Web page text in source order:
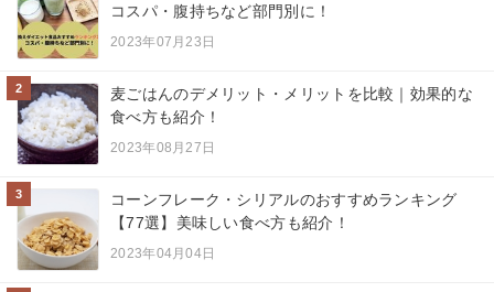
コスパ・腹持ちなど部門別に！
2023年07月23日
2
麦ごはんのデメリット・メリットを比較｜効果的な
食べ方も紹介！
2023年08月27日
3
コーンフレーク・シリアルのおすすめランキング
【77選】美味しい食べ方も紹介！
2023年04月04日